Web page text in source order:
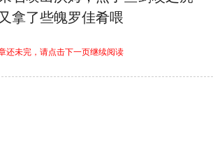
拿了些魄罗佳肴喂
还未完，请点击下一页继续阅读